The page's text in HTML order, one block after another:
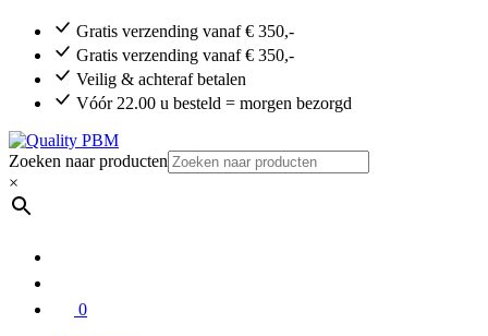
Gratis verzending vanaf € 350,-
Gratis verzending vanaf € 350,-
Veilig & achteraf betalen
Vóór 22.00 u besteld = morgen bezorgd
Zoeken naar producten
×
0